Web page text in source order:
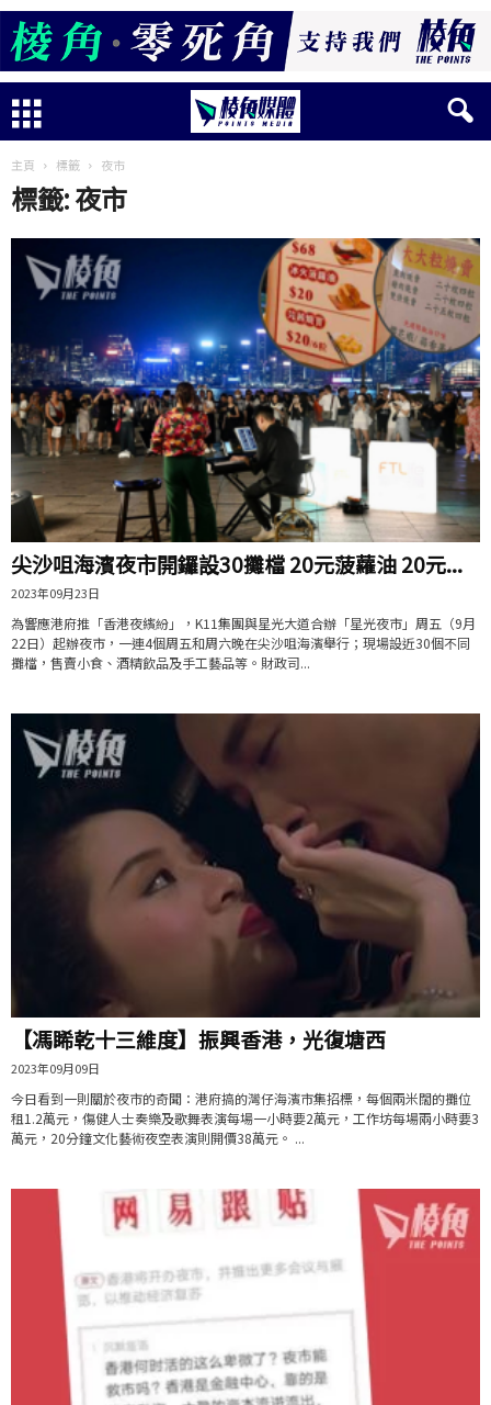
主頁 標籤 夜市
標籤: 夜市
尖沙咀海濱夜市開鑼設30攤檔 20元菠蘿油 20元...
2023年09月23日
為響應港府推「香港夜繽紛」，K11集團與星光大道合辦「星光夜市」周五（9月
22日）起辦夜市，一連4個周五和周六晚在尖沙咀海濱舉行；現場設近30個不同
攤檔，售賣小食、酒精飲品及手工藝品等。財政司...
【馮睎乾十三維度】振興香港，光復塘西
2023年09月09日
今日看到一則關於夜市的奇聞：港府搞的灣仔海濱市集招標，每個兩米闊的攤位
租1.2萬元，傷健人士奏樂及歌舞表演每場一小時要2萬元，工作坊每場兩小時要3
萬元，20分鐘文化藝術夜空表演則開價38萬元。 ...